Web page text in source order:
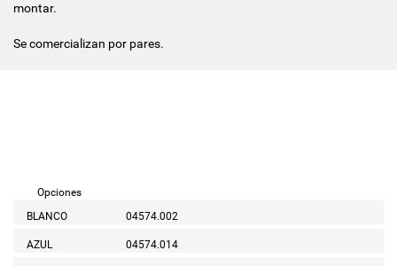
montar.
Se comercializan por pares.
Opciones
BLANCO
04574.002
AZUL 04574.014